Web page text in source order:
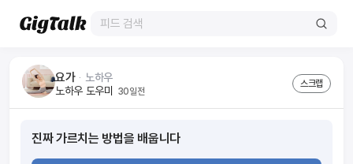
요가ᆞ 노하우
노하우 도우미 30일전
스크랩
진짜 가르치는 방법을 배웁니다